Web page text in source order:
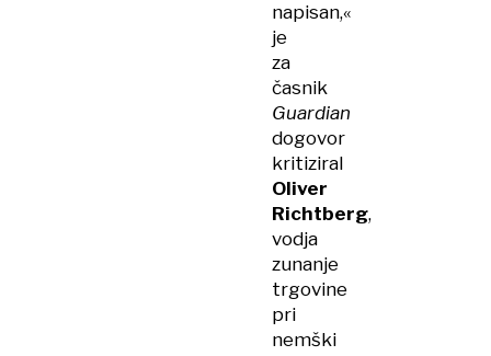
napisan,«
je
za
časnik
Guardian
dogovor
kritiziral
Oliver
Richtberg,
vodja
zunanje
trgovine
pri
nemški